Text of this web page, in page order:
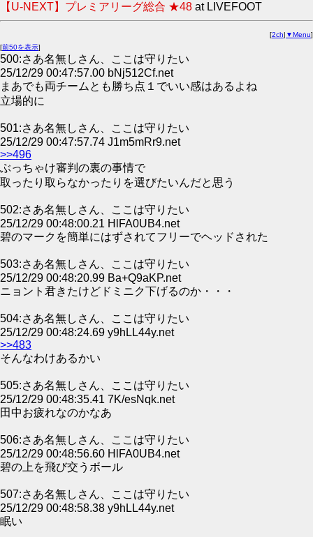
【U-NEXT】プレミアリーグ総合 ★48 at LIVEFOOT
[2ch| ▼Menu]
[前50を表示]
500:さあ名無しさん、ここは守りたい
25/12/29 00:47:57.00 bNj512Cf.net
まあでも両チームとも勝ち点１でいい感はあるよね
立場的に
501:さあ名無しさん、ここは守りたい
25/12/29 00:47:57.74 J1m5mRr9.net
>>496
ぶっちゃけ審判の裏の事情で
取ったり取らなかったりを選びたいんだと思う
502:さあ名無しさん、ここは守りたい
25/12/29 00:48:00.21 HlFA0UB4.net
碧のマークを簡単にはずされてフリーでヘッドされた
503:さあ名無しさん、ここは守りたい
25/12/29 00:48:20.99 Ba+Q9aKP.net
ニョント君きたけどドミニク下げるのか・・・
504:さあ名無しさん、ここは守りたい
25/12/29 00:48:24.69 y9hLL44y.net
>>483
そんなわけあるかい
505:さあ名無しさん、ここは守りたい
25/12/29 00:48:35.41 7K/esNqk.net
田中お疲れなのかなあ
506:さあ名無しさん、ここは守りたい
25/12/29 00:48:56.60 HlFA0UB4.net
碧の上を飛び交うボール
507:さあ名無しさん、ここは守りたい
25/12/29 00:48:58.38 y9hLL44y.net
眠い